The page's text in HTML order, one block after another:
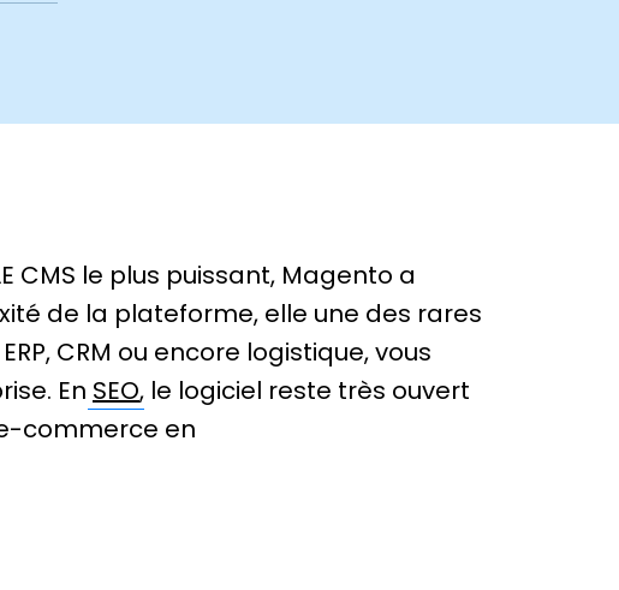
CMS le plus puissant, Magento a
de la plateforme, elle une des rares
CRM ou encore logistique, vous
En SEO, le logiciel reste très ouvert
commerce en